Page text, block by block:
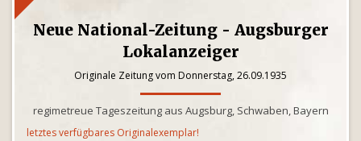
Neue National-Zeitung - Augsburger
Lokalanzeiger
Originale Zeitung vom Donnerstag, 26.09.1935
regimetreue Tageszeitung aus Augsburg, Schwaben, Bayern
letztes verfügbares Originalexemplar!